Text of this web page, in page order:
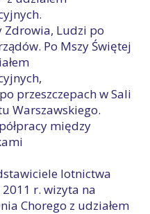
Zdrowia, Ludzi po
Po Mszy Świętej
przeszczepach w Sali
Warszawskiego.
między
lotnictwa
r. wizyta na
Chorego z udziałem